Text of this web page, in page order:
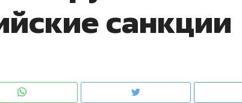
санкции
знать аксакалов и
клиентах и чудных запросах мастеров